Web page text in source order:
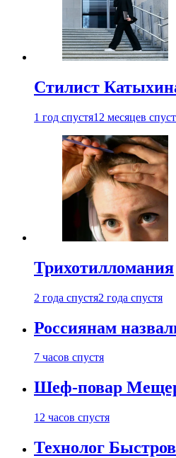
Стилист
1 год спустя12 месяцев
Трихотилломания
2 года спустя2 года спустя
Россиянам
7 часов спустя
Шеф-повар
12 часов спустя
Технолог